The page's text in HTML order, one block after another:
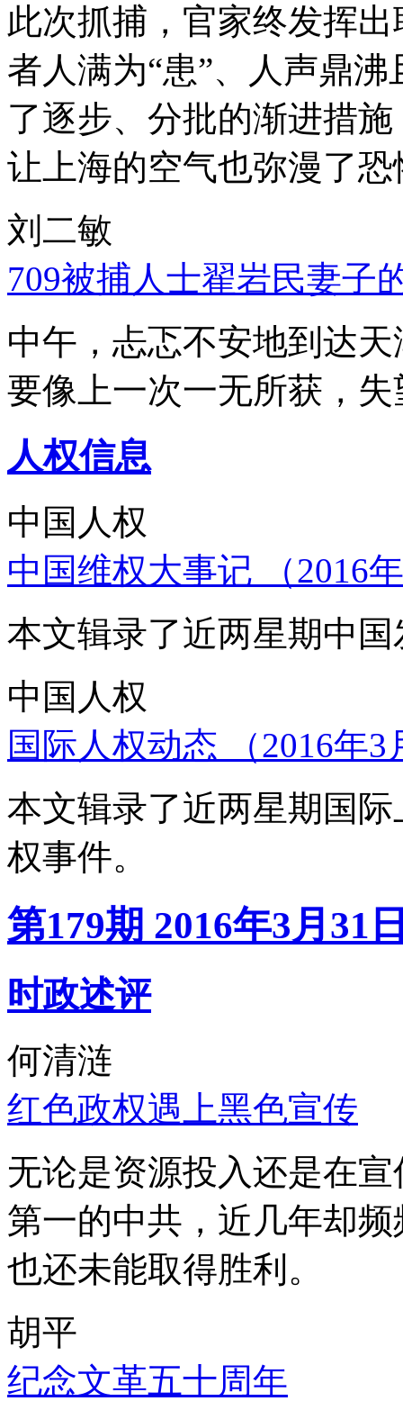
此次抓捕，官家终发挥
者人满为“患”、人声鼎
了逐步、分批的渐进措
让上海的空气也弥漫了
刘二敏
709被捕人士翟岩民妻子
中午，忐忑不安地到达
要像上一次一无所获，
人权信息
中国人权
中国维权大事记 （2016
本文辑录了近两星期中
中国人权
国际人权动态 （2016年
本文辑录了近两星期国
权事件。
第179期 2016年3月31
时政述评
何清涟
红色政权遇上黑色宣传
无论是资源投入还是在
第一的中共，近几年却
也还未能取得胜利。
胡平
纪念文革五十周年